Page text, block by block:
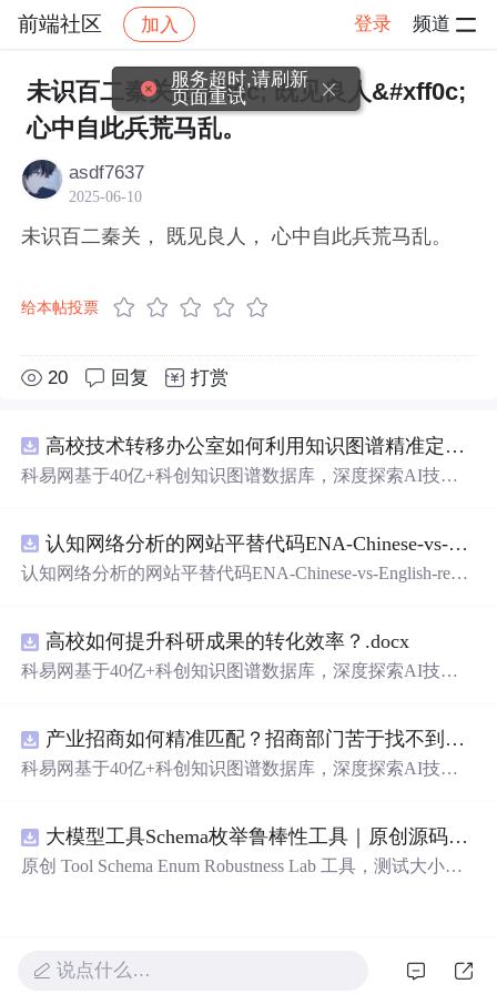
前端社区 加入 登录 频道
社区 前端社区 感慨 帖子详情
未识百二秦关&#xff0c; 既见良人&#xff0c;
心中自此兵荒马乱。
asdf7637
2025-06-10
未识百二秦关， 既见良人， 心中自此兵荒马乱。
给本帖投票
20 回复 打赏
高校技术转移办公室如何利用知识图谱精准定位产业需求与技术适配点？.docx
科易网基于40亿+科创知识图谱数据库，深度探索AI技术
新领域的AI+数智化解决方案，推动科技创新与产业创新
智能化发展。
认知网络分析的网站平替代码ENA-Chinese-vs-English-reproducible.zip
认知网络分析的网站平替代码ENA-Chinese-vs-English-repro
高校如何提升科研成果的转化效率？.docx
科易网基于40亿+科创知识图谱数据库，深度探索AI技术
新领域的AI+数智化解决方案，推动科技创新与产业创新
智能化发展。
产业招商如何精准匹配？招商部门苦于找不到符合产业链补链强链方向的目标企业怎么办？.docx
科易网基于40亿+科创知识图谱数据库，深度探索AI技术
新领域的AI+数智化解决方案，推动科技创新与产业创新
智能化发展。
大模型工具Schema枚举鲁棒性工具｜原创源码+测试+离线报告
原创 Tool Schema Enum Robustness Lab 工具，测试大小
真实运行效果图、README、运行说明、功能清单、MIT
License 及原创与授权声明。运行时零第三方依赖，不包含
说点什么…
服务超时,请刷新
页面重试